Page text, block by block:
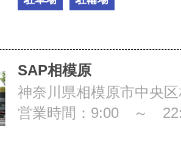
SAP相模原
神奈川県相模原市中央
営業時間：9:00 ～